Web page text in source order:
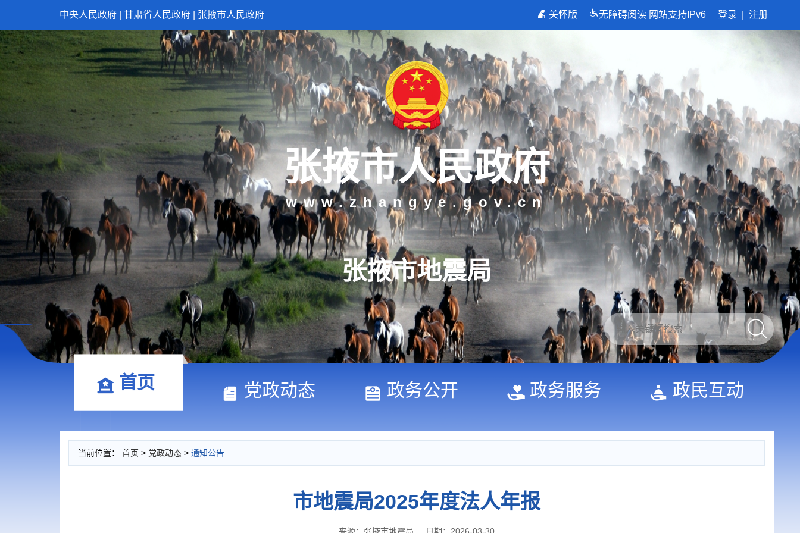
中央人民政府 甘肃省人民政府 张掖市人民政府 关怀版 无障碍阅读 网站支持IPv6 登录 注册
张掖市人民政府
www.zhangye.gov.cn
张掖市地震局
首页 党政动态 政务公开 政务服务 政民互动
当前位置： 首页 > 党政动态 > 通知公告
市地震局2025年度法人年报